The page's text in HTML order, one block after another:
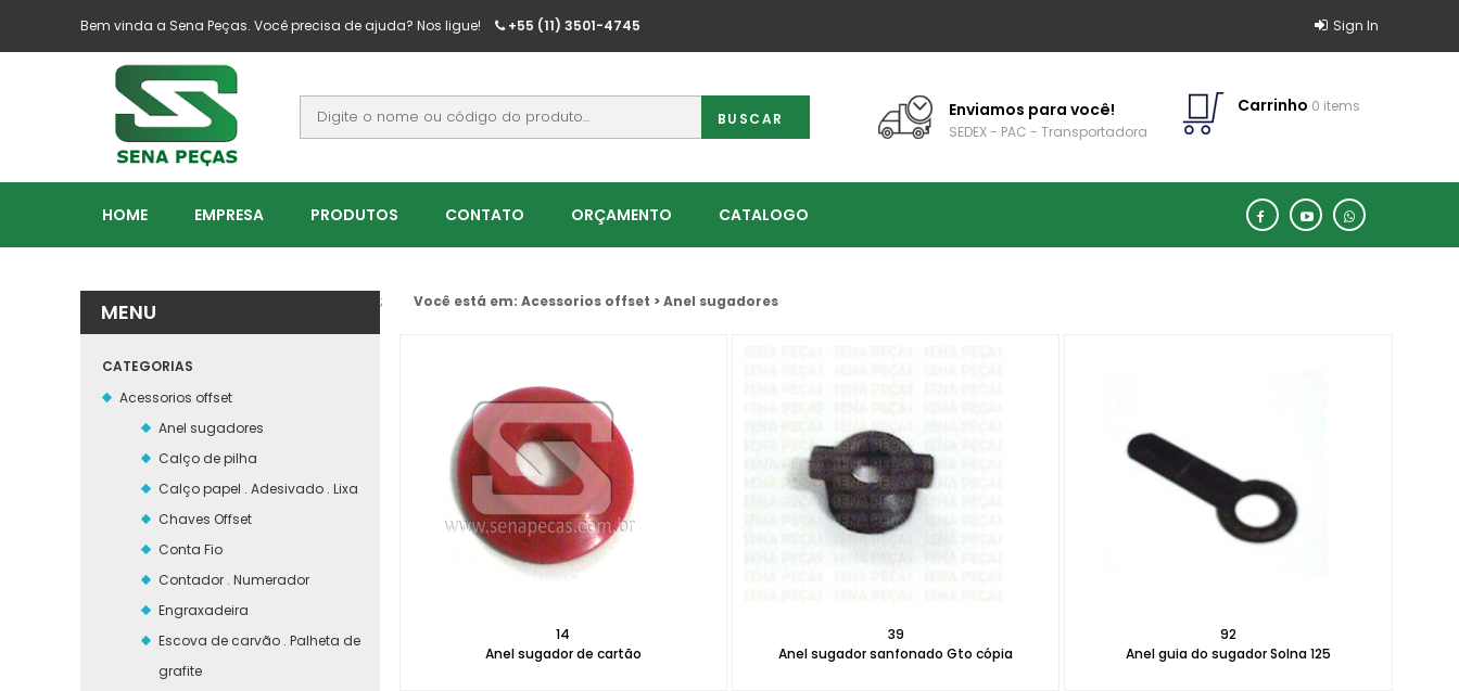
Bem vinda a Sena Peças. Você precisa de ajuda? Nos ligue! +55 (11) 3501-4745 Sign In
Enviamos para você!
SEDEX - PAC - Transportadora
Carrinho 0 items
HOME EMPRESA PRODUTOS CONTATO ORÇAMENTO CATALOGO
MENU
CATEGORIAS
Acessorios offset
Anel sugadores
Calço de pilha
Calço papel . Adesivado . Lixa
Chaves Offset
Conta Fio
Contador . Numerador
Engraxadeira
Escova de carvão . Palheta de
grafite
; Você está em: Acessorios offset > Anel sugadores
14
Anel sugador de cartão
39
Anel sugador sanfonado Gto cópia
92
Anel guia do sugador Solna 125